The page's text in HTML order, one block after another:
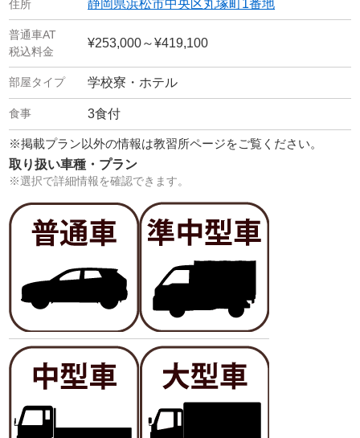
静岡県浜松市中央区丸塚町1番地
¥253,000～¥419,100
学校寮・ホテル
3食付
※掲載プラン以外の情報は教習所ページをご覧ください。
取り扱い車種・プラン
※選択で詳細情報を確認できます。